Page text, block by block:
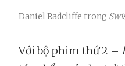
Daniel Radcliffe trong
Với bộ phim thứ 2 –